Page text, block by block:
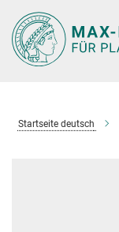
Hauptinhalt
Startseite deutsch